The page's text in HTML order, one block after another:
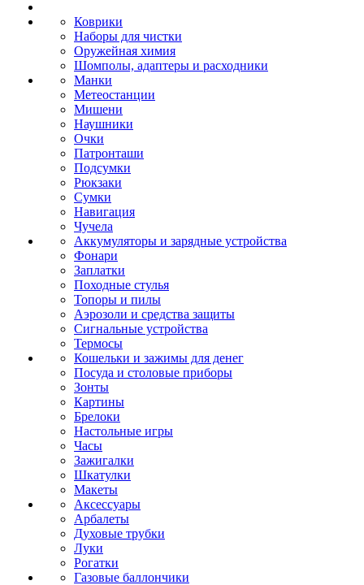
Коврики
Наборы для чистки
Оружейная химия
Шомполы, адаптеры и расходники
Манки
Метеостанции
Мишени
Наушники
Очки
Патронташи
Подсумки
Рюкзаки
Сумки
Навигация
Чучела
Аккумуляторы и зарядные устройства
Фонари
Заплатки
Походные стулья
Топоры и пилы
Аэрозоли и средства защиты
Сигнальные устройства
Термосы
Кошельки и зажимы для денег
Посуда и столовые приборы
Зонты
Картины
Брелоки
Настольные игры
Часы
Зажигалки
Шкатулки
Макеты
Аксессуары
Арбалеты
Духовые трубки
Луки
Рогатки
Газовые баллончики